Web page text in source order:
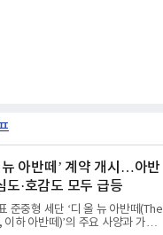
뉴 아반떼’ 계약 개시…아반
도·호감도 모두 급등
준중형 세단 ‘디 올 뉴 아반떼(The
하 아반떼)’의 주요 사양과 가격